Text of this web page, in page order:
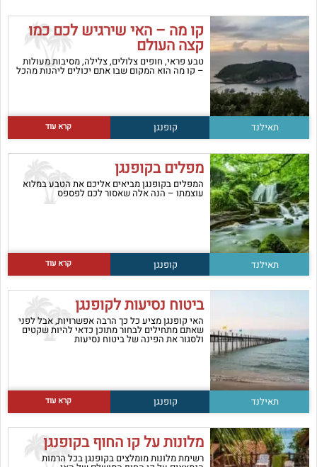
קו מה – האי שירגיש לכם כמו
קצה העולם
טבע פראי, חופים צלולים, צלילה, מסיבות מעולות
– קו מה הוא המקום שבו אתם יכולים ליהנות מהכל
תאילנד קופנגן קרא עוד
מפלים בקופנגן
המפלים בקופנגן מביאים אליכם את הטבע במלוא
עוצמתו – הנה אלה שאסור לכם לפספס
תאילנד קופנגן קרא עוד
ביטוח נסיעות לקופנגן
האי קופנגן מציע כל כך הרבה אפשרויות, אבל לפני
שאתם מתחילים לבחור מתוכן כדאי להיות שקטים
ולסגור את הפינה של ביטוח נסיעות
תאילנד קופנגן קרא עוד
מלונות על קו החוף בקופנגן
רשימת מלונות מומלצים בקופנגן בכל הרמות